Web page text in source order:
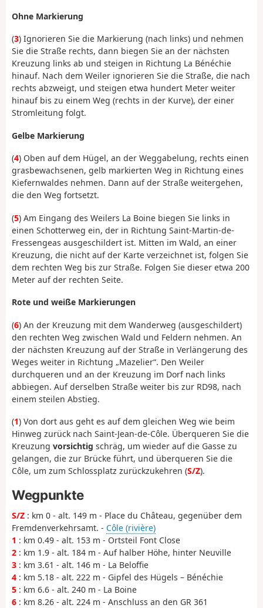
Ohne Markierung
(3) Ignorieren Sie die Markierung (nach links) und nehmen
Sie die Straße rechts, dann biegen Sie an der nächsten
Kreuzung links ab und steigen in Richtung La Bénéchie
hinauf. Nach dem Weiler ignorieren Sie die Straße, die nach
rechts abzweigt, und steigen etwa hundert Meter weiter
hinauf bis zu einem Weg (rechts in der Kurve), der einer
Stromleitung folgt.
Gelbe Markierung
(4) Oben auf dem Hügel, an der Weggabelung, rechts einen
grasbewachsenen, gelb markierten Weg in Richtung eines
Kiefernwaldes nehmen. Dann auf der Straße weitergehen,
die den Weg fortsetzt.
(5) Am Eingang des Weilers La Boine biegen Sie links in
einen Schotterweg ein, der in Richtung Saint-Martin-de-
Fressengeas ausgeschildert ist. Mitten im Wald, an einer
Kreuzung, die nicht auf der Karte verzeichnet ist, folgen Sie
dem rechten Weg bis zur Straße. Folgen Sie dieser etwa 200
Meter auf der rechten Seite.
Rote und weiße Markierungen
(6) An der Kreuzung mit dem Wanderweg (ausgeschildert)
den rechten Weg zwischen Wald und Feldern nehmen. An
der nächsten Kreuzung auf der Straße in Verlängerung des
Weges weiter in Richtung „Mazelier“. Den Weiler
durchqueren und an der Kreuzung im Dorf nach links
abbiegen. Auf derselben Straße weiter bis zur RD98, nach
einem steilen Abstieg.
(1) Von dort aus geht es auf dem gleichen Weg wie beim
Hinweg zurück nach Saint-Jean-de-Côle. Überqueren Sie die
Kreuzung vorsichtig schräg, um wieder auf die Gasse zu
gelangen, die zur Brücke führt, und überqueren Sie die
Côle, um zum Schlossplatz zurückzukehren (S/Z).
Wegpunkte
S/Z : km 0 - alt. 149 m - Place du Château, gegenüber dem
Fremdenverkehrsamt. - Côle (rivière)
1 : km 0.49 - alt. 153 m - Ortsteil Font Close
2 : km 1.9 - alt. 184 m - Auf halber Höhe, hinter Neuville
3 : km 3.61 - alt. 146 m - La Beloffie
4 : km 5.18 - alt. 222 m - Gipfel des Hügels – Bénéchie
5 : km 6.6 - alt. 240 m - La Boine
6 : km 8.26 - alt. 224 m - Anschluss an den GR 361